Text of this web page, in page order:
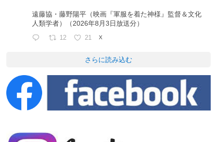
遠藤協・藤野陽平（映画『軍服を着た神様』監督＆文化
人類学者）（2026年8月3日放送分）
12 21 X
さらに読み込む